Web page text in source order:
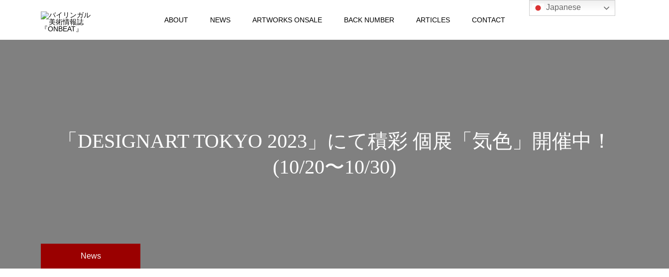
ABOUT NEWS ARTWORKS ONSALE BACK NUMBER ARTICLES CONTACT
「DESIGNART TOKYO 2023」にて積彩 個展「気色」開催中！
(10/20〜10/30)
News
Japanese